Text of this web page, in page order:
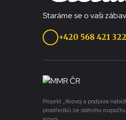
Staráme se o vaši
+420 568 421 322
Projekt „Rozvoj a podpora
prostředků ze státního